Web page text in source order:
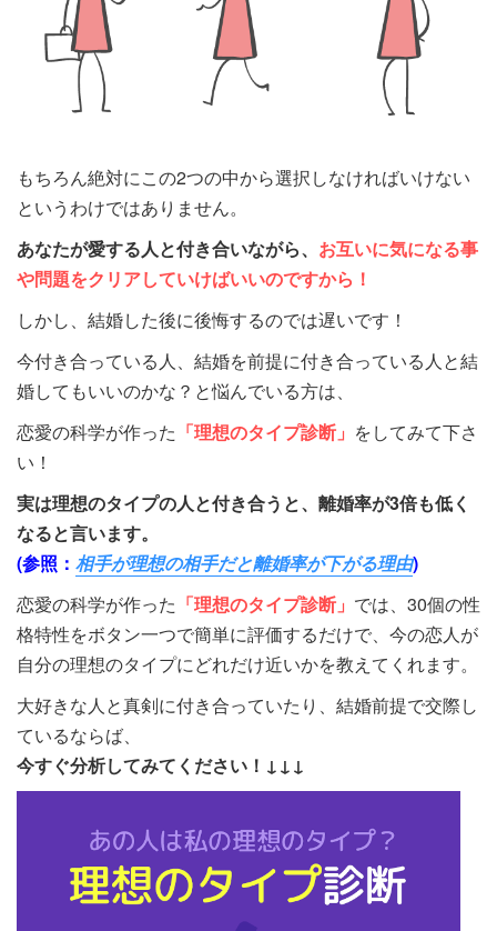
もちろん絶対にこの2つの中から選択しなければいけない
というわけではありません。
あなたが愛する人と付き合いながら、 お互いに気になる事
や問題をクリアしていけばいいのですから！
しかし、結婚した後に後悔するのでは遅いです！
今付き合っている人、結婚を前提に付き合っている人と結
婚してもいいのかな？と悩んでいる方は、
恋愛の科学が作った 「理想のタイプ診断」 をしてみて下さ
い！
実は理想のタイプの人と付き合うと、離婚率が3倍も低く
なると言います。
(参照： 相手が理想の相手だと離婚率が下がる理由)
恋愛の科学が作った 「理想のタイプ診断」 では、30個の性
格特性をボタン一つで簡単に評価するだけで、今の恋人が
自分の理想のタイプにどれだけ近いかを教えてくれます。
大好きな人と真剣に付き合っていたり、結婚前提で交際し
ているならば、
今すぐ分析してみてください！↓↓↓